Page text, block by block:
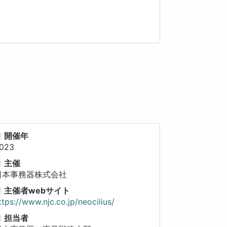
開催年
主催
本事務器株式会社
主催者webサイト
www.njc.co.jp/neocilius/
担当者